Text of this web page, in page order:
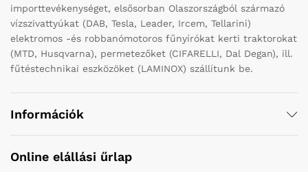
importtevékenységet, elsősorban Olaszországból származó
vízszivattyúkat (DAB, Tesla, Leader, Ircem, Tellarini)
elektromos -és robbanómotoros fűnyírókat kerti traktorokat
(MTD, Husqvarna), permetezőket (CIFARELLI, Dal Degan), ill.
fűtéstechnikai eszközöket (LAMINOX) szállítunk be.
Információk
Online elállási űrlap